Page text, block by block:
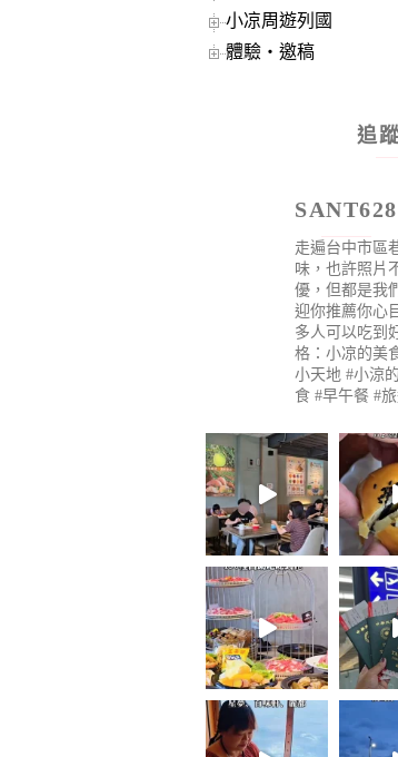
小凉周遊列國
體驗‧邀稿
追
SANT628
走遍台中市區
味，也許照片
優，但都是我
迎你推薦你心
多人可以吃到
格：小凉的美
小天地 #小涼
食 #早午餐 #